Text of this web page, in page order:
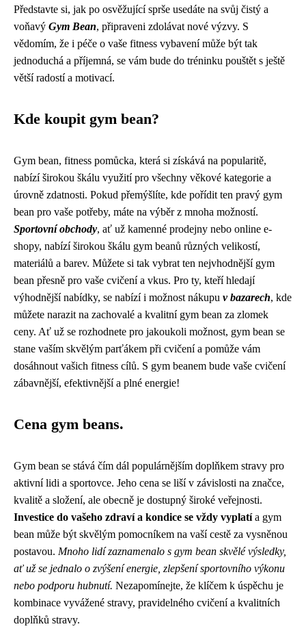
Představte si, jak po osvěžující sprše usedáte na svůj čistý a
voňavý Gym Bean, připraveni zdolávat nové výzvy. S
vědomím, že i péče o vaše fitness vybavení může být tak
jednoduchá a příjemná, se vám bude do tréninku pouštět s ještě
větší radostí a motivací.
Kde koupit gym bean?
Gym bean, fitness pomůcka, která si získává na popularitě,
nabízí širokou škálu využití pro všechny věkové kategorie a
úrovně zdatnosti. Pokud přemýšlíte, kde pořídit ten pravý gym
bean pro vaše potřeby, máte na výběr z mnoha možností.
Sportovní obchody, ať už kamenné prodejny nebo online e-
shopy, nabízí širokou škálu gym beanů různých velikostí,
materiálů a barev. Můžete si tak vybrat ten nejvhodnější gym
bean přesně pro vaše cvičení a vkus. Pro ty, kteří hledají
výhodnější nabídky, se nabízí i možnost nákupu v bazarech, kde
můžete narazit na zachovalé a kvalitní gym bean za zlomek
ceny. Ať už se rozhodnete pro jakoukoli možnost, gym bean se
stane vaším skvělým parťákem při cvičení a pomůže vám
dosáhnout vašich fitness cílů. S gym beanem bude vaše cvičení
zábavnější, efektivnější a plné energie!
Cena gym beans.
Gym bean se stává čím dál populárnějším doplňkem stravy pro
aktivní lidi a sportovce. Jeho cena se liší v závislosti na značce,
kvalitě a složení, ale obecně je dostupný široké veřejnosti.
Investice do vašeho zdraví a kondice se vždy vyplatía gym
bean může být skvělým pomocníkem na vaší cestě za vysněnou
postavou. Mnoho lidí zaznamenalo s gym bean skvělé výsledky,
ať už se jednalo o zvýšení energie, zlepšení sportovního výkonu
nebo podporu hubnutí. Nezapomínejte, že klíčem k úspěchu je
kombinace vyvážené stravy, pravidelného cvičení a kvalitních
doplňků stravy.